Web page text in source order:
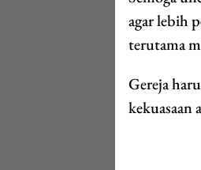
agar lebih
terutama
Gereja
kekuasaan